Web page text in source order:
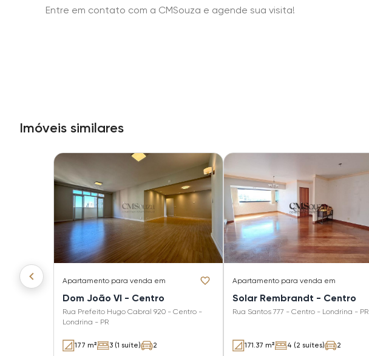
Entre em contato com a CMSouza e agende sua visita!
Imóveis similares
Apartamento para venda em
Dom João VI - Centro
Rua Prefeito Hugo Cabral 920 - Centro -
Londrina - PR
177 m² 3 (1 suíte) 2
Apartamento para venda em
Solar Rembrandt - Centro
Rua Santos 777 - Centro - Londrina - PR
171.37 m² 4 (2 suítes) 2